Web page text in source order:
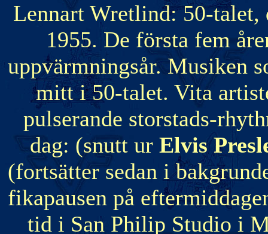
Lennart Wretlind: 50-talet,
1955. De första fem
uppvärmningsår. Musiken
mitt i 50-talet. Vita
pulserande storstads-
dag: (snutt ur Elvis
(fortsätter sedan i
fikapausen på
tid i San Philip Studio i